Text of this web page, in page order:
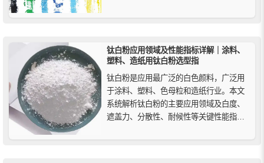
助您全面了解这一色彩的坚实基石与选择
钛白粉应用领域及性能指标详解｜涂料、
塑料、造纸用钛白粉选型指
钛白粉是应用最广泛的白色颜料，广泛用
于涂料、塑料、色母粒和造纸行业。本文
系统解析钛白粉的主要应用领域及白度、
遮盖力、分散性、耐候性等关键性能指